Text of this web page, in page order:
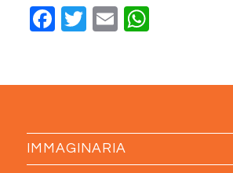
Facebook
Twitter
Email
IMMAGINARIA